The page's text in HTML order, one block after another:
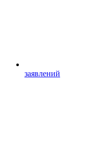
заявлений